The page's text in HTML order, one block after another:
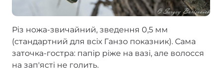
Різ ножа-звичайний, зведення 0,5 мм
(стандартний для всіх Ганзо показник). Сама
заточка-гостра: папір ріже на вазі, але волосся
на зап'ясті не голить.